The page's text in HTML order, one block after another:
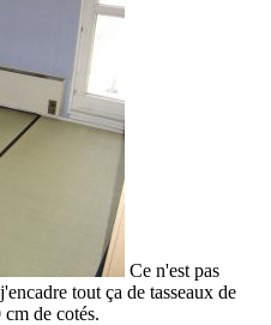
Ce n'est pas
tout ça de tasseaux de
de cotés.